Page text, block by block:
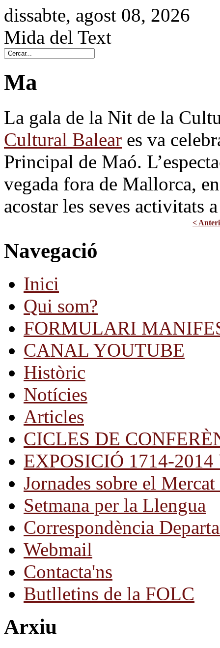
dissabte, agost 08, 2026
Mida del Text
Ma
La gala de la Nit de la
Cultural Balear es va
Principal de Maó.
vegada fora de Mallorca,
acostar les seves activitats
<
Navegació
Inici
Qui som?
FORMULARI
CANAL YOUTUBE
Històric
Notícies
Articles
CICLES DE
EXPOSICIÓ 1714-
Jornades sobre el
Setmana per la Llengua
Correspondència
Webmail
Contacta'ns
Butlletins de la FOLC
Arxiu